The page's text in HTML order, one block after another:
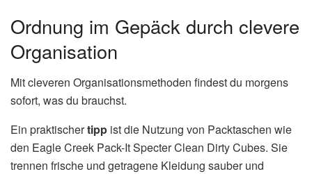
Ordnung im Gepäck durch clevere
Organisation
Mit cleveren Organisationsmethoden findest du morgens
sofort, was du brauchst.
Ein praktischertipp ist die Nutzung von Packtaschen wie
den Eagle Creek Pack-It Specter Clean Dirty Cubes. Sie
trennen frische und getragene Kleidung sauber und